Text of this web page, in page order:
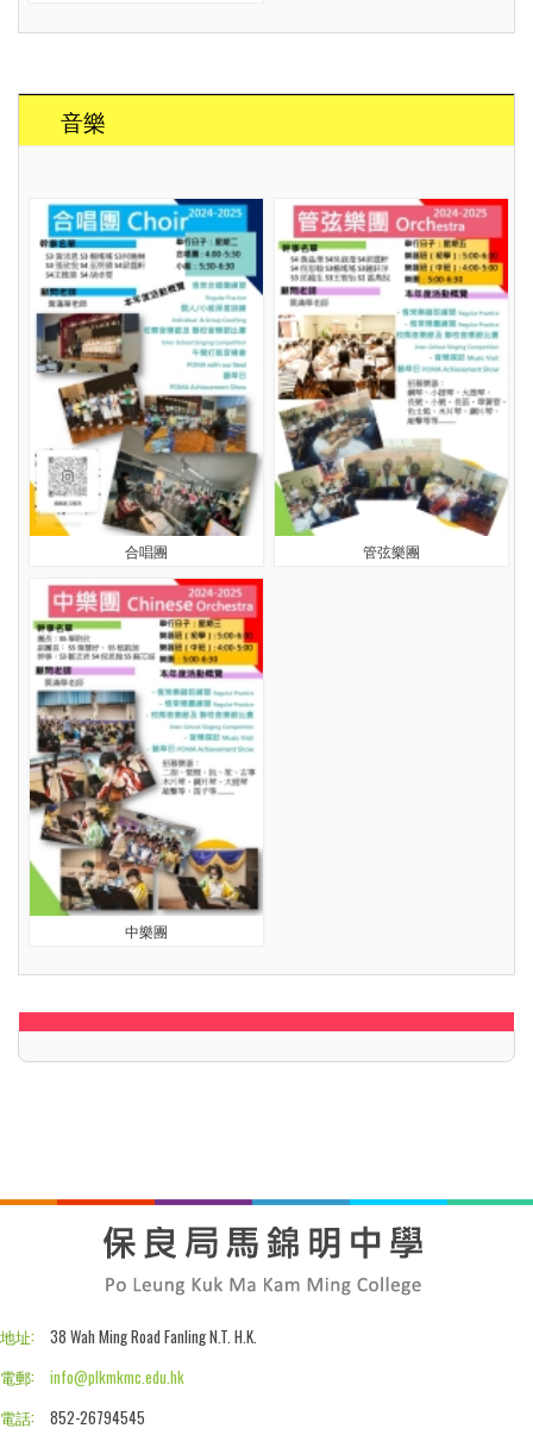
音樂
合唱團 管弦樂團
中樂團
地址:
38 Wah Ming Road Fanling N.T. H.K.
電郵:
info@plkmkmc.edu.hk
電話:
852-26794545